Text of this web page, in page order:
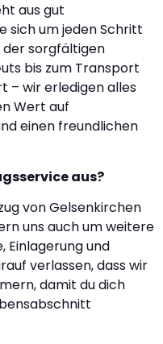
aus gut
sich um jeden Schritt
der sorgfältigen
bis zum Transport
– wir erledigen alles
Wert auf
einen freundlichen
aus?
von Gelsenkirchen
uns auch um weitere
Einlagerung und
verlassen, dass wir
damit du dich